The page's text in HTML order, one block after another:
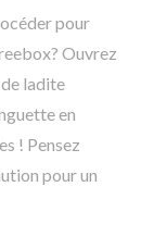
pour
Ouvrez
ladite
en
! Pensez
pour un